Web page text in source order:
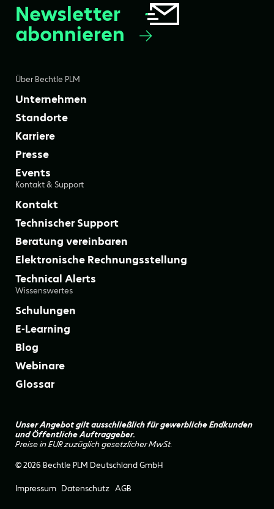
Über Bechtle PLM
Unternehmen
Standorte
Karriere
Presse
Events
Kontakt & Support
Kontakt
Technischer Support
Beratung vereinbaren
Elektronische Rechnungsstellung
Technical Alerts
Wissenswertes
Schulungen
E-Learning
Blog
Webinare
Glossar
Newsletter
abonnieren
Unser Angebot gilt ausschließlich für gewerbliche Endkunden
und Öffentliche Auftraggeber.
Preise in EUR zuzüglich gesetzlicher MwSt.
© 2026 Bechtle PLM Deutschland GmbH
Impressum Datenschutz AGB